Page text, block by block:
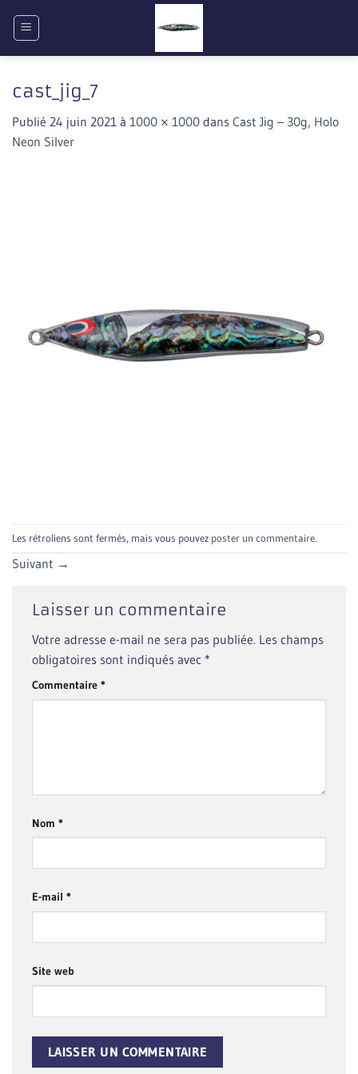
cast_jig_7
Publié 24 juin 2021 à 1000 × 1000 dans Cast Jig – 30g, Holo
Neon Silver
Les rétroliens sont fermés, mais vous pouvez poster un commentaire.
Suivant →
Laisser un commentaire
Votre adresse e-mail ne sera pas publiée. Les champs
obligatoires sont indiqués avec *
Commentaire *
Nom *
E-mail *
Site web